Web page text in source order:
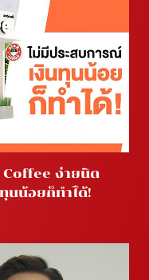
Coffee ง่ายนิด
นน้อยก็ทำได้!